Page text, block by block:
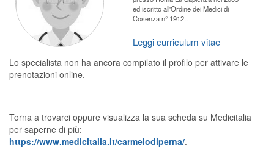
Praia a Mare (CS)
CERCA
Ricerca specialisti
Consulti online
Prenotazioni online
Planner e rubrica in cloud
ed iscritto all'Ordine dei Medici di
Cosenza n° 1912..
Leggi curriculum vitae
Lo specialista non ha ancora compilato il profilo per attivare le
prenotazioni online.
Torna a trovarci oppure visualizza la sua scheda su Medicitalia
per saperne di più:
https://www.medicitalia.it/carmelodiperna/.